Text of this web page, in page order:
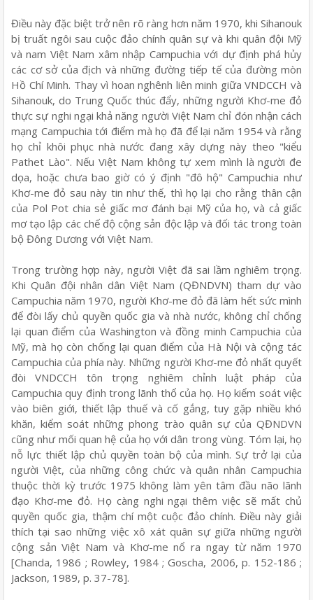
Điều này đặc biệt trở nên rõ ràng hơn năm 1970, khi Sihanouk
bị truất ngôi sau cuộc đảo chính quân sự và khi quân đội Mỹ
và nam Việt Nam xâm nhập Campuchia với dự định phá hủy
các cơ sở của địch và những đường tiếp tế của đường mòn
Hồ Chí Minh. Thay vì hoan nghênh liên minh giữa VNDCCH và
Sihanouk, do Trung Quốc thúc đẩy, những người Khơ-me đỏ
thực sự nghi ngại khả năng người Việt Nam chỉ đón nhận cách
mạng Campuchia tới điểm mà họ đã để lại năm 1954 và rằng
họ chỉ khôi phục nhà nước đang xây dựng này theo "kiểu
Pathet Lào". Nếu Việt Nam không tự xem mình là người đe
dọa, hoặc chưa bao giờ có ý định "đô hộ" Campuchia như
Khơ-me đỏ sau này tin như thế, thì họ lại cho rằng thân cận
của Pol Pot chia sẻ giấc mơ đánh bại Mỹ của họ, và cả giấc
mơ tạo lập các chế độ cộng sản độc lập và đối tác trong toàn
bộ Đông Dương với Việt Nam.
Trong trường hợp này, người Việt đã sai lầm nghiêm trọng.
Khi Quân đội nhân dân Việt Nam (QĐNDVN) tham dự vào
Campuchia năm 1970, người Khơ-me đỏ đã làm hết sức mình
để đòi lấy chủ quyền quốc gia và nhà nước, không chỉ chống
lại quan điểm của Washington và đồng minh Campuchia của
Mỹ, mà họ còn chống lại quan điểm của Hà Nội và cộng tác
Campuchia của phía này. Những người Khơ-me đỏ nhất quyết
đòi VNDCCH tôn trọng nghiêm chỉnh luật pháp của
Campuchia quy định trong lãnh thổ của họ. Họ kiểm soát việc
vào biên giới, thiết lập thuế và cố gắng, tuy gặp nhiều khó
khăn, kiểm soát những phong trào quân sự của QĐNDVN
cũng như mối quan hệ của họ với dân trong vùng. Tóm lại, họ
nỗ lực thiết lập chủ quyền toàn bộ của mình. Sự trở lại của
người Việt, của những công chức và quân nhân Campuchia
thuộc thời kỳ trước 1975 không làm yên tâm đầu não lãnh
đạo Khơ-me đỏ. Họ càng nghi ngại thêm việc sẽ mất chủ
quyền quốc gia, thậm chí một cuộc đảo chính. Điều này giải
thích tại sao những việc xô xát quân sự giữa những người
cộng sản Việt Nam và Khơ-me nổ ra ngay từ năm 1970
[Chanda, 1986 ; Rowley, 1984 ; Goscha, 2006, p. 152-186 ;
Jackson, 1989, p. 37-78].